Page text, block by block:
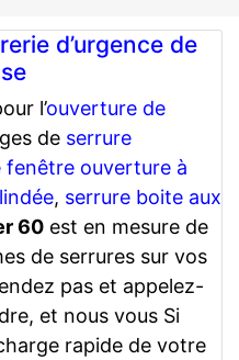
d’urgence de
l’ouverture de
de serrure
fenêtre ouverture à
, serrure boite aux
60 est en mesure de
de serrures sur vos
pas et appelez-
et nous vous Si
rapide de votre